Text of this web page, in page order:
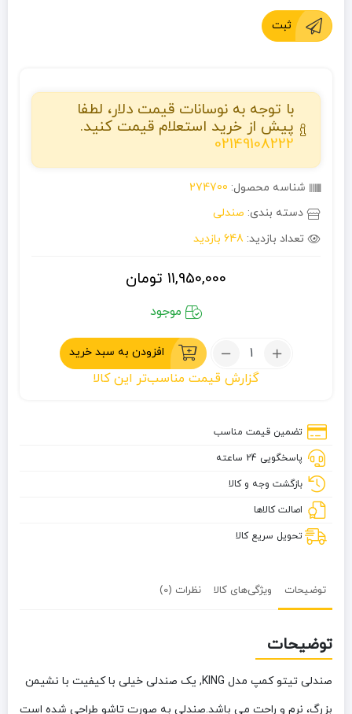
ثبت
با توجه به نوسانات قیمت دلار، لطفا
پیش از خرید استعلام قیمت کنید.
02149108222
شناسه محصول: 274700
دسته بندی: صندلی
تعداد بازدید: 648 بازدید
11,950,000 تومان
موجود
تعداد:
تیتو
KING
افزودن به سبد خرید
گزارش قیمت مناسب‌تر این کالا
تضمین قیمت مناسب
پاسخگویی 24 ساعته
بازگشت وجه و کالا
اصالت کالاها
تحویل سریع کالا
توضیحات ویژگی‌های کالا نظرات (0)
توضیحات
صندلی تیتو کمپ مدل KING
, یک صندلی خیلی با کیفیت با نشیمن
بزرگ، نرم و راحت می باشد.صندلی به صورت تاشو طراحی شده است